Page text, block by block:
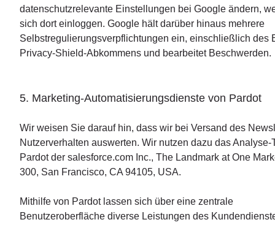
datenschutzrelevante Einstellungen bei Google ändern,
sich dort einloggen. Google hält darüber hinaus mehrere
Selbstregulierungsverpflichtungen ein, einschließlich des
Privacy-Shield-Abkommens und bearbeitet Beschwerden.
5. Marketing-Automatisierungsdienste von Pardot
Wir weisen Sie darauf hin, dass wir bei Versand des
Nutzerverhalten auswerten. Wir nutzen dazu das Analyse-
Pardot der salesforce.com Inc., The Landmark at One
300, San Francisco, CA 94105, USA.
Mithilfe von Pardot lassen sich über eine zentrale
Benutzeroberfläche diverse Leistungen des